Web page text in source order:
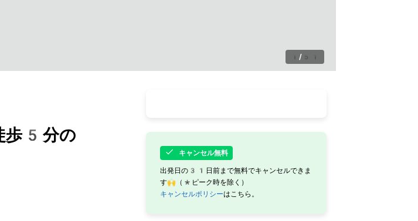
1 / 51
歩5分の
キャンセル無料
出発日の31日前まで無料でキャンセルできま
す🙌（*ピーク時を除く）
キャンセルポリシーはこちら。